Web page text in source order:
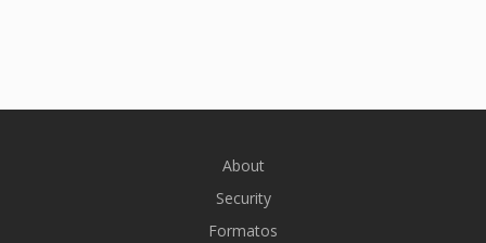
About
Security
Formatos